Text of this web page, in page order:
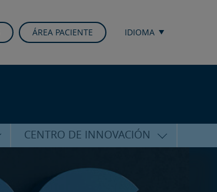
ÁREA PACIENTE IDIOMA
CENTRO DE INNOVACIÓN
CURSOS Y CONFERENCIAS